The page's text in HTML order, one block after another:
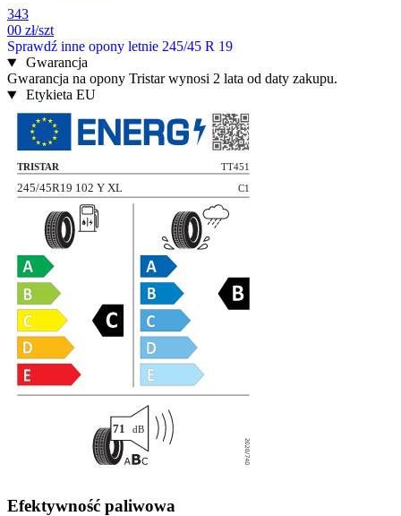
343
00 zł/szt
Sprawdź inne opony letnie 245/45 R 19
Gwarancja
Gwarancja na opony Tristar wynosi 2 lata od daty zakupu.
Etykieta EU
Efektywność paliwowa